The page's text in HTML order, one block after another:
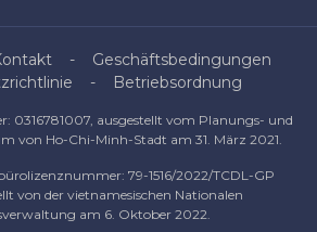
Geschäftsbedingungen
Betriebsordnung
0316781007, ausgestellt vom Planungs- und
von Ho-Chi-Minh-Stadt am 31. März 2021.
79-1516/2022/TCDL-GP
von der vietnamesischen Nationalen
am 6. Oktober 2022.